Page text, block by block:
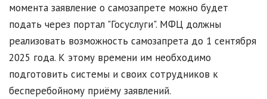
момента заявление о самозапрете можно будет
подать через портал "Госуслуги". МФЦ должны
реализовать возможность самозапрета до 1 сентября
2025 года. К этому времени им необходимо
подготовить системы и своих сотрудников к
бесперебойному приёму заявлений.